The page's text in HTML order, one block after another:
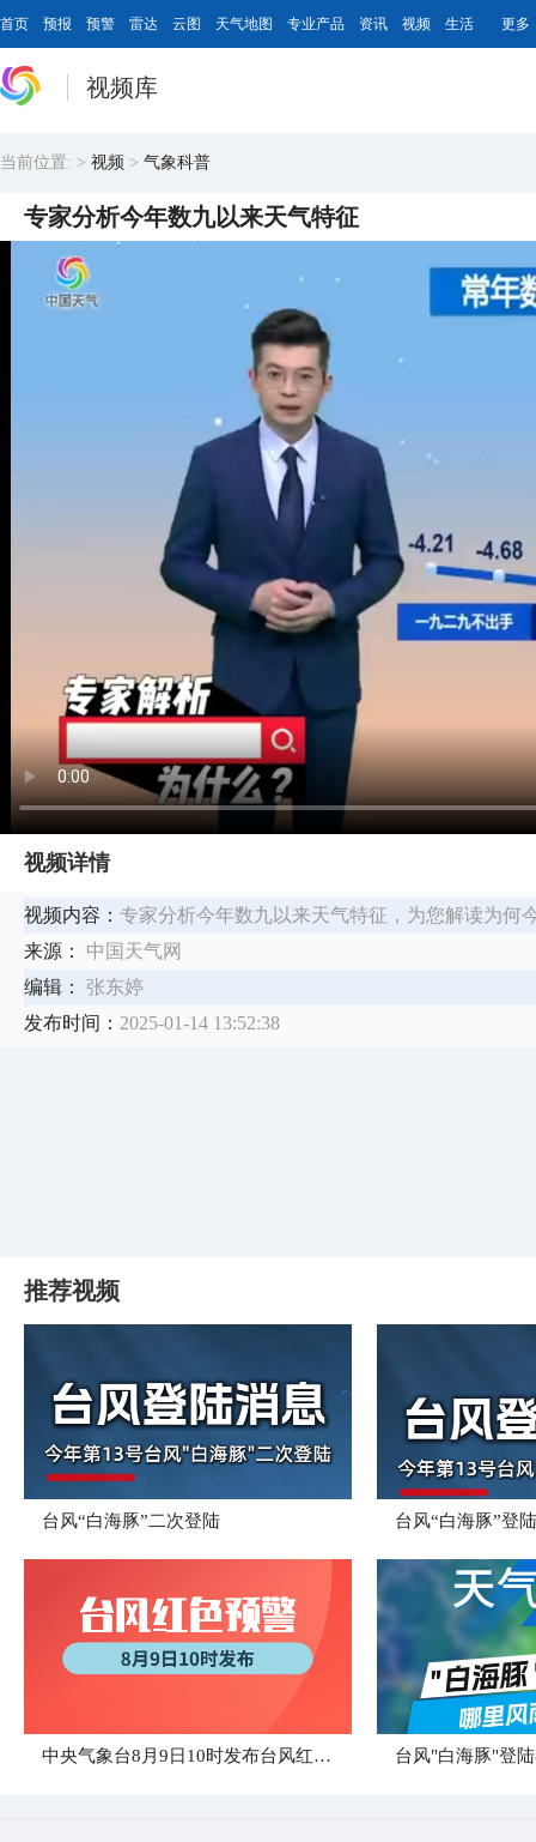
首页 预报 预警 雷达 云图 天气地图 专业产品 资讯 视频 生活 更多
视频库
当前位置: > 视频 > 气象科普
专家分析今年数九以来天气特征
视频详情
视频内容： 专家分析今年数九以来天气特征，为您解读为何
来源：
中国天气网
编辑：
张东婷
发布时间： 2025-01-14 13:52:38
推荐视频
台风“白海豚”二次登陆 台风“白海豚”登
中央气象台8月9日10时发布台风红色预警